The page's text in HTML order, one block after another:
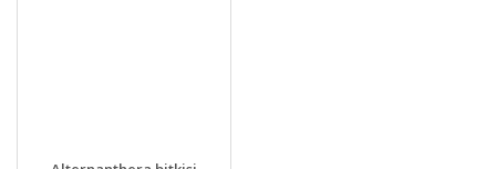
DETAYLAR